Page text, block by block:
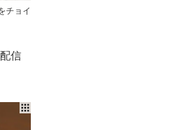
チョイ
信